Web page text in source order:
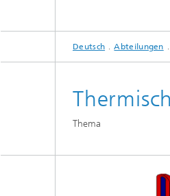
GESCHÄFTSFELDER
ABTEILUNGEN
Bio- und Nanotechnologie
MESSEN /
abonocare®-
Deutsch Abteilungen
Thema